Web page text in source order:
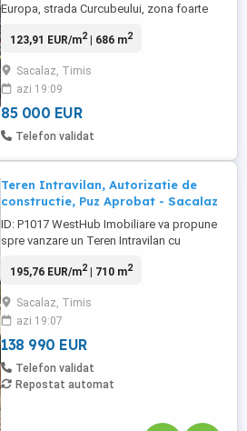
Europa, strada Curcubeului, zona foarte
principala , cu proiect de duplex cu
85000 euro negociabil. Toate utilitățile la
poartă. Pentru mai multe detalii si
informații nu ezitați ...
123,91 EUR/m2| 686 m2
Sacalaz, Timis
azi 19:09
85 000 EUR
Telefon validat
Teren Intravilan, Autorizatie de
constructie, Puz Aprobat - Sacalaz
ID: P1017 WestHub Imobiliare va propune
spre vanzare un Teren Intravilan cu
Puncte forte : - Pozitionat excelent, atat
Aproape de mijloacele de transport in
comun. -Zona linistita. Detalii tehnice : -
Suprafata Teren ...
195,76 EUR/m2| 710 m2
Sacalaz, Timis
azi 19:07
138 990 EUR
Telefon validat
Repostat automat